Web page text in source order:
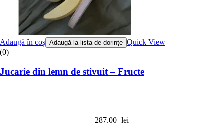
Adaugă în coș Adaugă la lista de dorințe Quick View
(0)
Jucarie din lemn de stivuit – Fructe
287.00 lei